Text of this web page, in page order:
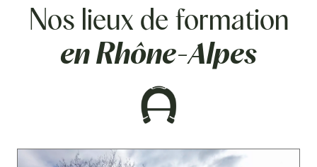
Nos lieux de formation
en Rhône-Alpes